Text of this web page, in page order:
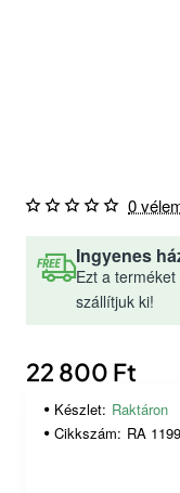
Ingyenes
Ezt a
szállítjuk ki!
0
22 800 Ft
Készlet: Raktáron
Cikkszám: RA